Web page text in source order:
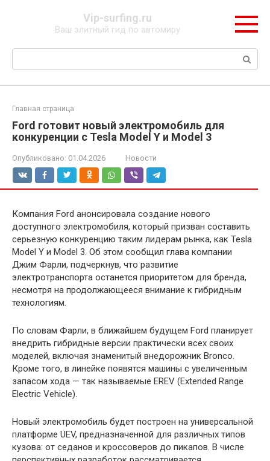
Vip-surfing.ru
Ваш элитный гид по автомиру
Поиск:
Главная страница
Ford готовит новый электромобиль для
конкуренции с Tesla Model Y и Model 3
Опубликовано: 01.04.2026 Новости
Компания Ford анонсировала создание нового
доступного электромобиля, который призван составить
серьезную конкуренцию таким лидерам рынка, как Tesla
Model Y и Model 3. Об этом сообщил глава компании
Джим Фарли, подчеркнув, что развитие
электротранспорта останется приоритетом для бренда,
несмотря на продолжающееся внимание к гибридным
технологиям.
По словам Фарли, в ближайшем будущем Ford планирует
внедрить гибридные версии практически всех своих
моделей, включая знаменитый внедорожник Bronco.
Кроме того, в линейке появятся машины с увеличенным
запасом хода — так называемые EREV (Extended Range
Electric Vehicle).
Новый электромобиль будет построен на универсальной
платформе UEV, предназначенной для различных типов
кузова: от седанов и кроссоверов до пикапов. В числе